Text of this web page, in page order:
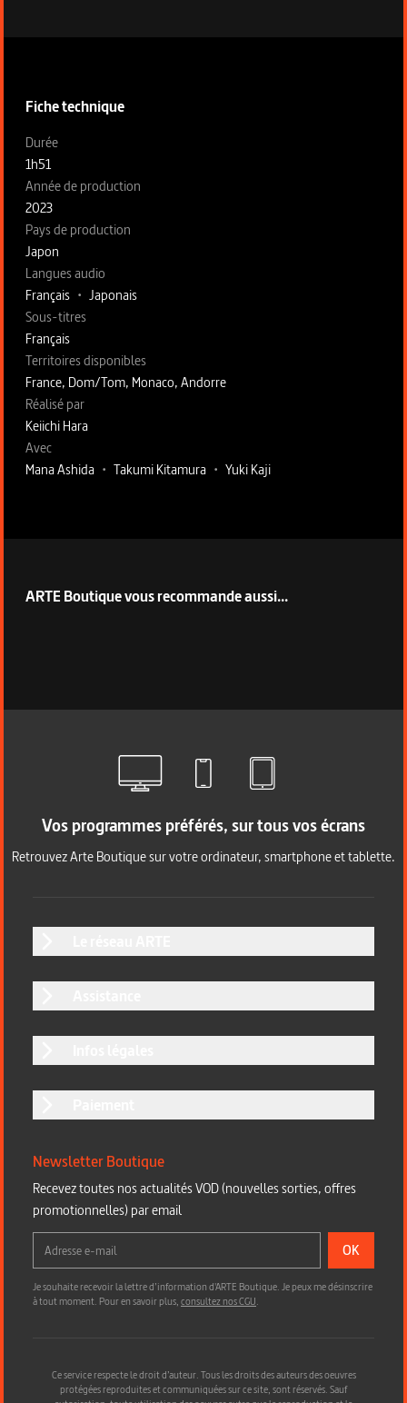
Fiche technique
Fiche technique section gauche
Durée
1h51
Année de production
2023
Pays de production
Japon
Langues audio
Français • Japonais
Sous-titres
Français
Territoires disponibles
France, Dom/Tom, Monaco, Andorre
Fiche technique section droite
Réalisé par
Keiichi Hara
Avec
Mana Ashida • Takumi Kitamura • Yuki Kaji
ARTE Boutique vous recommande aussi...
Vos programmes préférés, sur tous vos écrans
Retrouvez Arte Boutique sur votre ordinateur, smartphone et tablette.
Newsletter Boutique
Recevez toutes nos actualités VOD (nouvelles sorties, offres
promotionnelles) par email
OK
Je souhaite recevoir la lettre d’information d'ARTE Boutique. Je peux me désinscrire
à tout moment. Pour en savoir plus,consultez nos CGU.
Ce service respecte le droit d’auteur. Tous les droits des auteurs des oeuvres
protégées reproduites et communiquées sur ce site, sont réservés. Sauf